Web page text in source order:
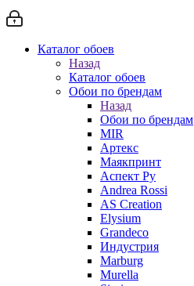
Каталог обоев
Назад
Каталог обоев
Обои по брендам
Назад
Обои по брендам
MIR
Артекс
Маякпринт
Аспект Ру
Andrea Rossi
AS Creation
Elysium
Grandeco
Индустрия
Marburg
Murella